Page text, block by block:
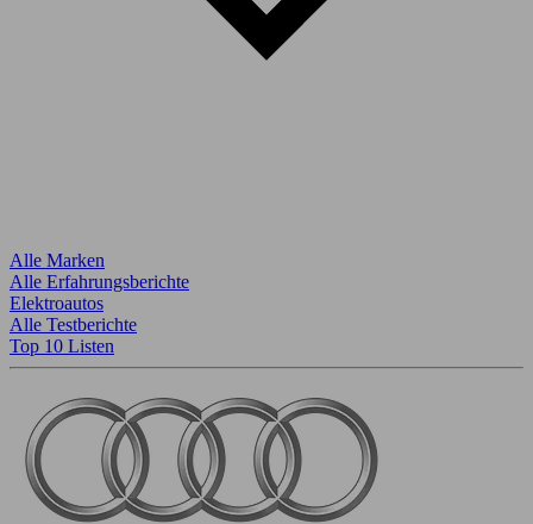
Alle Marken
Alle Erfahrungsberichte
Elektroautos
Alle Testberichte
Top 10 Listen